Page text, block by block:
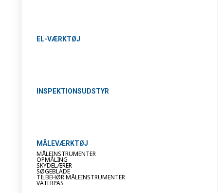
EL-VÆRKTØJ
INSPEKTIONSUDSTYR
MÅLEVÆRKTØJ
MÅLEINSTRUMENTER
OPMÅLING
SKYDELÆRER
SØGEBLADE
TILBEHØR MÅLEINSTRUMENTER
VATERPAS